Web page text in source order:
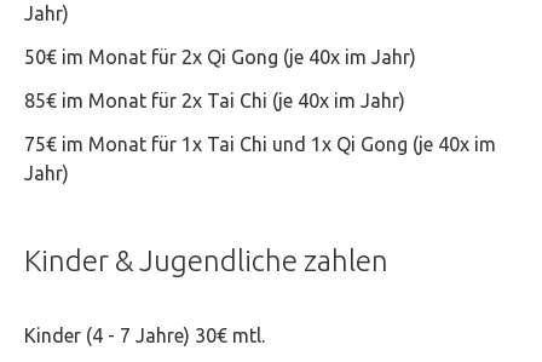
Jahr)
50€ im Monat für 2x Qi Gong (je 40x im Jahr)
85€ im Monat für 2x Tai Chi (je 40x im Jahr)
75€ im Monat für 1x Tai Chi und 1x Qi Gong (je 40x im
Jahr)
Kinder & Jugendliche zahlen
Kinder (4 - 7 Jahre) 30€ mtl.